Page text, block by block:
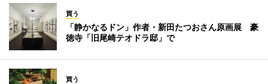
買う
「静かなるドン」作者・新田たつおさん原画展 豪
徳寺「旧尾崎テオドラ邸」で
買う